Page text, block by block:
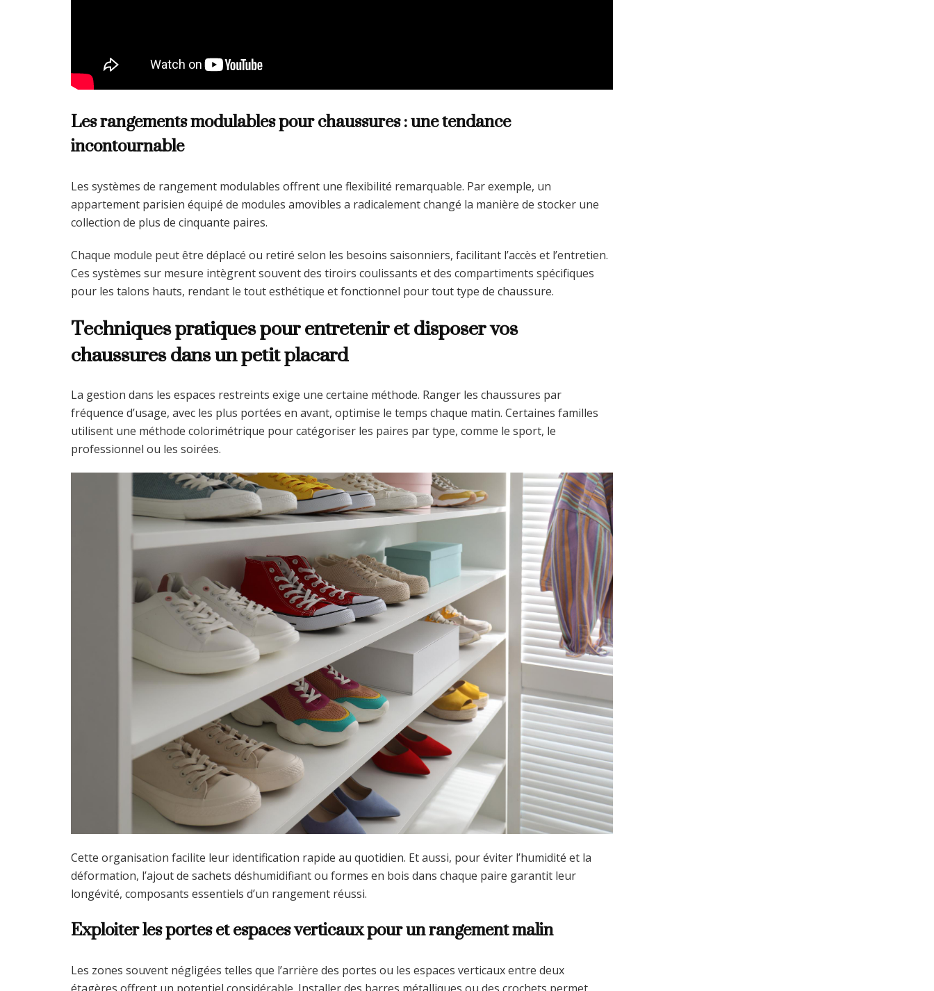
Les rangements modulables pour chaussures : une tendance
incontournable
Les systèmes de rangement modulables offrent une flexibilité remarquable. Par exemple, un
appartement parisien équipé de modules amovibles a radicalement changé la manière de stocker une
collection de plus de cinquante paires.
Chaque module peut être déplacé ou retiré selon les besoins saisonniers, facilitant l’accès et l’entretien.
Ces systèmes sur mesure intègrent souvent des tiroirs coulissants et des compartiments spécifiques
pour les talons hauts, rendant le tout esthétique et fonctionnel pour tout type de chaussure.
Techniques pratiques pour entretenir et disposer vos
chaussures dans un petit placard
La gestion dans les espaces restreints exige une certaine méthode. Ranger les chaussures par
fréquence d’usage, avec les plus portées en avant, optimise le temps chaque matin. Certaines familles
utilisent une méthode colorimétrique pour catégoriser les paires par type, comme le sport, le
professionnel ou les soirées.
Cette organisation facilite leur identification rapide au quotidien. Et aussi, pour éviter l’humidité et la
déformation, l’ajout de sachets déshumidifiant ou formes en bois dans chaque paire garantit leur
longévité, composants essentiels d’un rangement réussi.
Exploiter les portes et espaces verticaux pour un rangement malin
Les zones souvent négligées telles que l’arrière des portes ou les espaces verticaux entre deux